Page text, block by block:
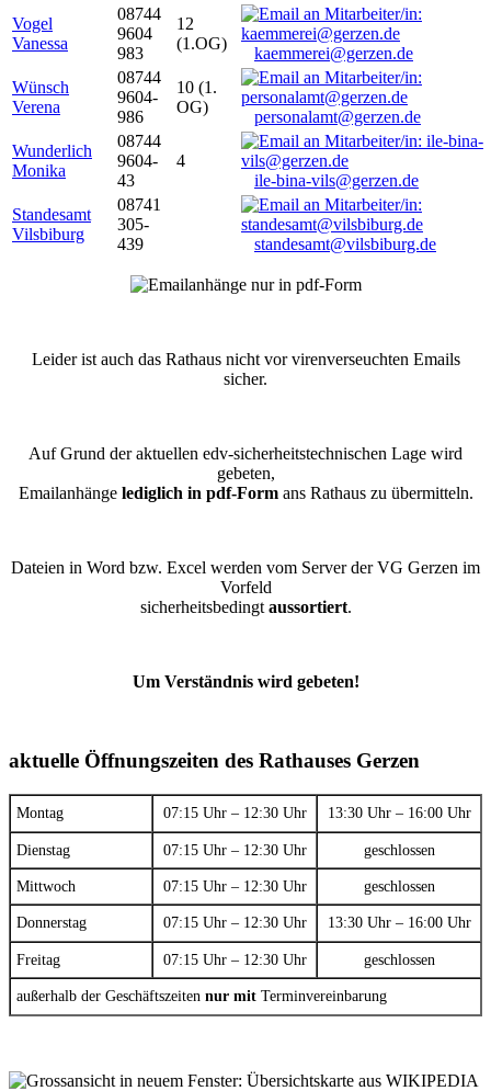
Vogel
Vanessa
08744
9604
983
12
(1.OG)
kaemmerei@gerzen.de
Wünsch
Verena
08744
9604-
986
10 (1.
OG)
personalamt@gerzen.de
Wunderlich
Monika
08744
9604-
43
4
ile-bina-vils@gerzen.de
Standesamt
Vilsbiburg
08741
305-
439
standesamt@vilsbiburg.de
Leider ist auch das Rathaus nicht vor virenverseuchten Emails
sicher.
Auf Grund der aktuellen edv-sicherheitstechnischen Lage wird
gebeten,
Emailanhänge lediglich in pdf-Formans Rathaus zu übermitteln.
Dateien in Word bzw. Excel werden vom Server der VG Gerzen im
Vorfeld
sicherheitsbedingt aussortiert.
Um Verständnis wird gebeten!
aktuelle Öffnungszeiten des Rathauses Gerzen
Montag 07:15 Uhr – 12:30 Uhr 13:30 Uhr – 16:00 Uhr
Dienstag 07:15 Uhr – 12:30 Uhr geschlossen
Mittwoch 07:15 Uhr – 12:30 Uhr geschlossen
Donnerstag 07:15 Uhr – 12:30 Uhr 13:30 Uhr – 16:00 Uhr
Freitag 07:15 Uhr – 12:30 Uhr geschlossen
außerhalb der Geschäftszeiten nur mit Terminvereinbarung